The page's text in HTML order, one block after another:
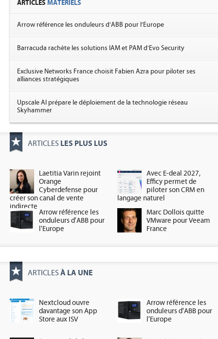
ARTICLES MATÉRIELS
Arrow référence les onduleurs d'ABB pour l'Europe
Barracuda rachète les solutions IAM et PAM d'Evo Security
Exclusive Networks France choisit Fabien Azra pour piloter ses
alliances stratégiques
Upscale AI prépare le déploiement de la technologie réseau
Skyhammer
ARTICLES LES PLUS LUS
Laetitia Varin rejoint
Orange
Cyberdefense pour
créer son canal de vente
indirecte
Avec E-deal 2027,
Efficy permet de
piloter son CRM en
langage naturel
Arrow référence les
onduleurs d'ABB pour
l'Europe
Marc Dollois quitte
VMware pour Veeam
France
ARTICLES À LA UNE
Nextcloud ouvre
davantage son App
Store aux ISV
Arrow référence les
onduleurs d'ABB pour
l'Europe